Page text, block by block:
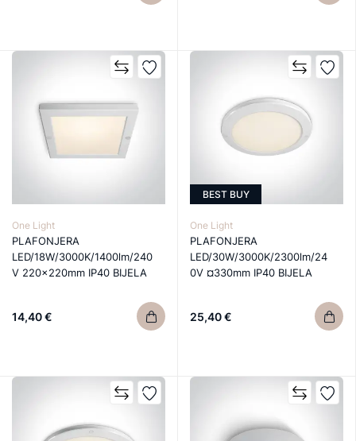
One Light
PLAFONJERA
LED/18W/3000K/1400lm/240
V 220×220mm IP40 BIJELA
14,40 €
BEST BUY
One Light
PLAFONJERA
LED/30W/3000K/2300lm/24
0V ¤330mm IP40 BIJELA
25,40 €